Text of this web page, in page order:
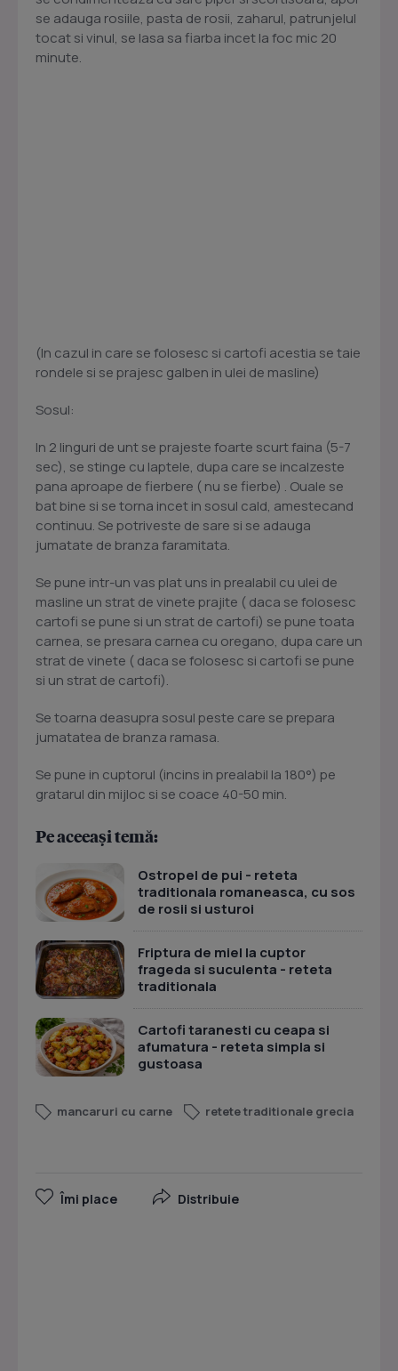
se adauga rosiile, pasta de rosii, zaharul, patrunjelul
tocat si vinul, se lasa sa fiarba incet la foc mic 20
minute.
(In cazul in care se folosesc si cartofi acestia se taie
rondele si se prajesc galben in ulei de masline)
Sosul:
In 2 linguri de unt se prajeste foarte scurt faina (5-7
sec), se stinge cu laptele, dupa care se incalzeste
pana aproape de fierbere ( nu se fierbe) . Ouale se
bat bine si se torna incet in sosul cald, amestecand
continuu. Se potriveste de sare si se adauga
jumatate de branza faramitata.
Se pune intr-un vas plat uns in prealabil cu ulei de
masline un strat de vinete prajite ( daca se folosesc
cartofi se pune si un strat de cartofi) se pune toata
carnea, se presara carnea cu oregano, dupa care un
strat de vinete ( daca se folosesc si cartofi se pune
si un strat de cartofi).
Se toarna deasupra sosul peste care se prepara
jumatatea de branza ramasa.
Se pune in cuptorul (incins in prealabil la 180°) pe
gratarul din mijloc si se coace 40-50 min.
Pe aceeași temă:
Ostropel de pui - reteta
traditionala romaneasca, cu sos
de rosii si usturoi
Friptura de miel la cuptor
frageda si suculenta - reteta
traditionala
Cartofi taranesti cu ceapa si
afumatura - reteta simpla si
gustoasa
mancaruri cu carne retete traditionale grecia
Îmi place Distribuie